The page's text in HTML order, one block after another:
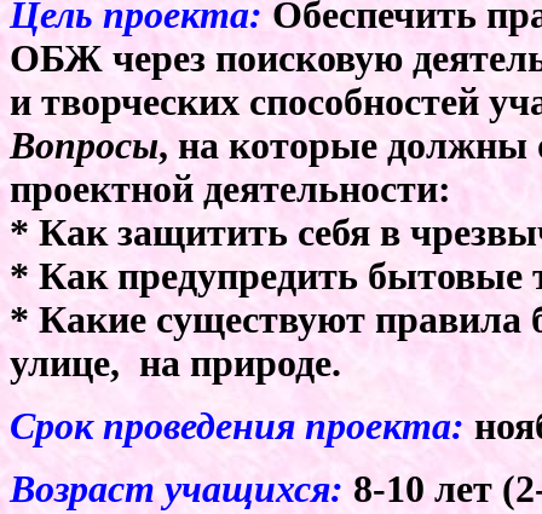
Цель проекта: Обеспечить
ОБЖ через поисковую
и творческих способностей
Вопросы, на которые должны
проектной деятельности:
* Как защитить себя в
* Как предупредить бытовые
* Какие существуют правила
улице, на природе.
Срок проведения проекта:
Возраст учащихся: 8-10 лет